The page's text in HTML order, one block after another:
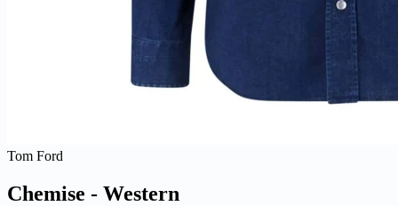
Tom Ford
Chemise - Western